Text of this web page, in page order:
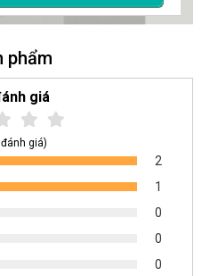
phẩm
giá
giá)
2
1
0
0
0